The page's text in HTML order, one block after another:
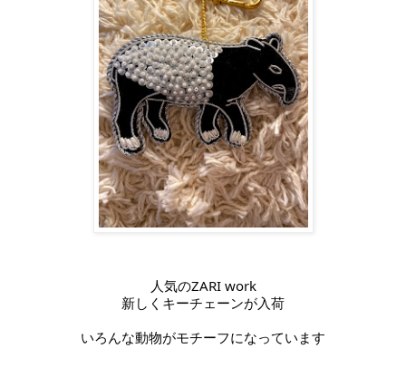
人気のZARI work
新しくキーチェーンが入荷
いろんな動物がモチーフになっています